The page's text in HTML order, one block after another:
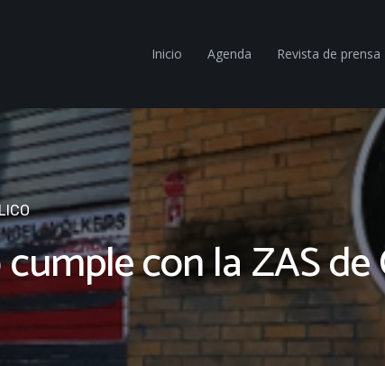
Inicio Agenda Revista de prensa
con la ZAS